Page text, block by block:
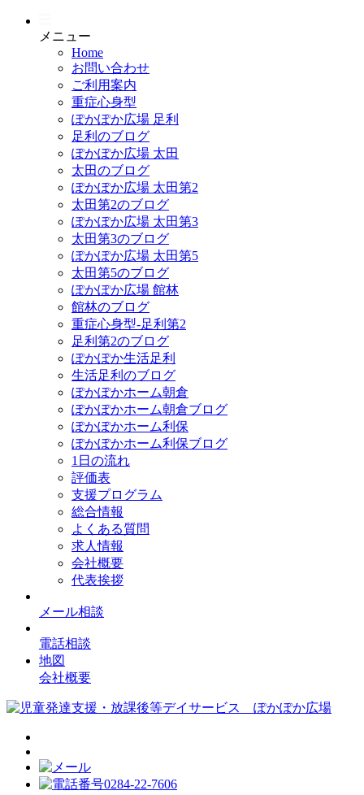
メニュー
Home
お問い合わせ
ご利用案内
重症心身型
ぽかぽか広場 足利
足利のブログ
ぽかぽか広場 太田
太田のブログ
ぽかぽか広場 太田第2
太田第2のブログ
ぽかぽか広場 太田第3
太田第3のブログ
ぽかぽか広場 太田第5
太田第5のブログ
ぽかぽか広場 館林
館林のブログ
重症心身型-足利第2
足利第2のブログ
ぽかぽか生活足利
生活足利のブログ
ぽかぽかホーム朝倉
ぽかぽかホーム朝倉ブログ
ぽかぽかホーム利保
ぽかぽかホーム利保ブログ
1日の流れ
評価表
支援プログラム
総合情報
よくある質問
求人情報
会社概要
代表挨拶
メール相談
電話相談
地図
会社概要